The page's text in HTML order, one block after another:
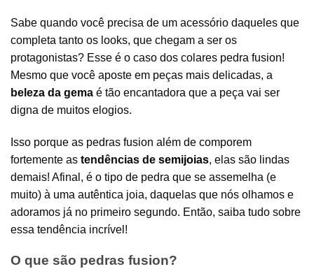
Sabe quando você precisa de um acessório daqueles que
completa tanto os looks, que chegam a ser os
protagonistas? Esse é o caso dos colares pedra fusion!
Mesmo que você aposte em peças mais delicadas, a
beleza da gema é tão encantadora que a peça vai ser
digna de muitos elogios.
Isso porque as pedras fusion além de comporem
fortemente as tendências de semijoias, elas são lindas
demais! Afinal, é o tipo de pedra que se assemelha (e
muito) à uma autêntica joia, daquelas que nós olhamos e
adoramos já no primeiro segundo. Então, saiba tudo sobre
essa tendência incrível!
O que são pedras fusion?